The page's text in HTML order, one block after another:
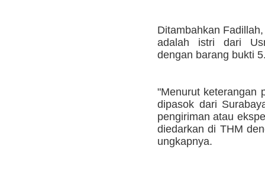
Ditambahkan
adalah istri dari
dengan barang bukti
"Menurut keterangan
dipasok dari
pengiriman atau
diedarkan di THM
ungkapnya.